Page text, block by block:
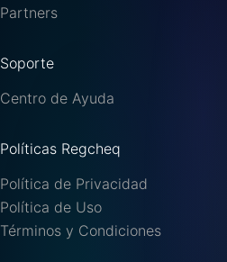
Partners
Soporte
Centro de Ayuda
Políticas Regcheq
Política de Privacidad
Política de Uso
Términos y Condiciones